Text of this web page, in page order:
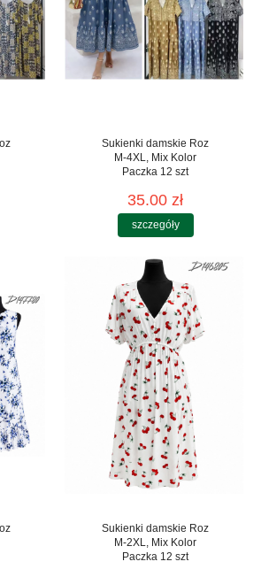
Sukienki damskie Roz
M-4XL, Mix Kolor
Paczka 12 szt
35.00 zł
szczegóły
Sukienki damskie Roz
M-2XL, Mix Kolor
Paczka 12 szt